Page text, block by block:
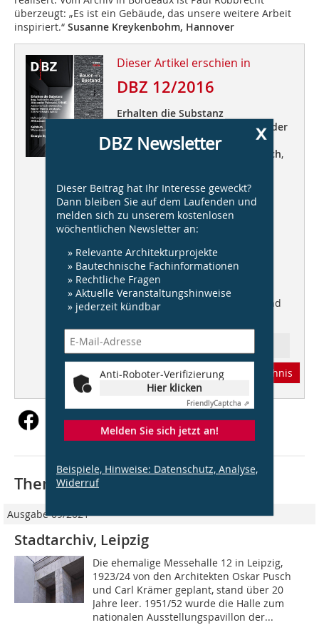
überzeugt: „Es ist ein Gebäude, das unsere weitere Arbeit
inspiriert.“ Susanne Kreykenbohm, Hannover
Dieser Artikel erschien in
DBZ 12/2016
Erhalten die Substanz
Alexander
Palowski, 51N4E, Arnke Häntsch
Mattmüller,Marie-Theres Deutsch,
Haftungsfalle Altbausanierung
Kaltdachwarmsaniert
Energie Spezial
DBZ Heftpate
Prof. Johannes Kister, kister
scheithauer gross architekten und
Abonnement Inhaltsverzeichnis
x
DBZ Newsletter
Dieser Beitrag hat Ihr Interesse geweckt?
Dann bleiben Sie auf dem Laufenden und
melden sich zu unserem kostenlosen
wöchentlichen Newsletter an:
» Relevante Architekturprojekte
» Bautechnische Fachinformationen
» Rechtliche Fragen
» Aktuelle Veranstaltungshinweise
» jederzeit kündbar
Anti-Roboter-Verifizierung
Hier klicken
FriendlyCaptcha ⇗
Melden Sie sich jetzt an!
Beispiele, Hinweise: Datenschutz, Analyse,
Widerruf
Thematisch passende Artikel:
Ausgabe 09/2021
Stadtarchiv, Leipzig
Die ehemalige Messehalle 12 in Leipzig,
1923/24 von den Architekten Oskar Pusch
und Carl Krämer geplant, stand über 20
Jahre leer. 1951/52 wurde die Halle zum
nationalen Ausstellungspavillon der...